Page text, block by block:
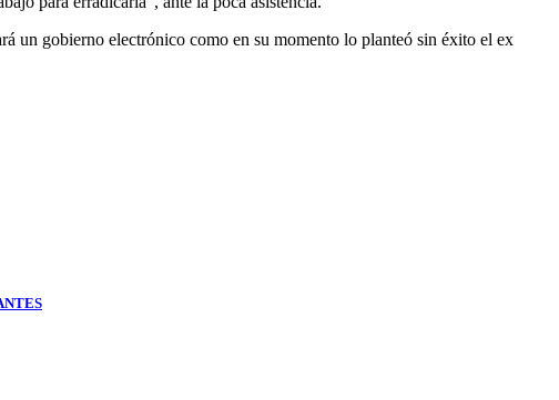
un gobierno electrónico como en su momento lo planteó sin éxito el ex